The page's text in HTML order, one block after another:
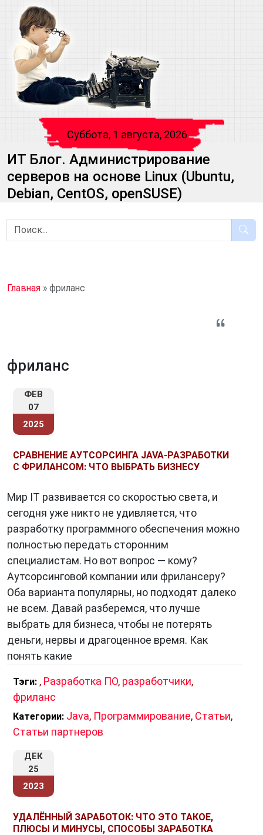
Суббота, 1 августа, 2026
ИТ Блог. Администрирование
серверов на основе Linux (Ubuntu,
Debian, CentOS, openSUSE)
Главная » фриланс
фриланс
ФЕВ
07
2025
СРАВНЕНИЕ АУТСОРСИНГА JAVA-РАЗРАБОТКИ
С ФРИЛАНСОМ: ЧТО ВЫБРАТЬ БИЗНЕСУ
Мир IT развивается со скоростью света, и
сегодня уже никто не удивляется, что
разработку программного обеспечения можно
полностью передать сторонним
специалистам. Но вот вопрос — кому?
Аутсорсинговой компании или фрилансеру?
Оба варианта популярны, но подходят далеко
не всем. Давай разберемся, что лучше
выбрать для бизнеса, чтобы не потерять
деньги, нервы и драгоценное время. Как
понять какие
Тэги: , Разработка ПО, разработчики,
фриланс
Категории: Java, Программирование, Статьи,
Статьи партнеров
ДЕК
25
2023
УДАЛЁННЫЙ ЗАРАБОТОК: ЧТО ЭТО ТАКОЕ,
ПЛЮСЫ И МИНУСЫ, СПОСОБЫ ЗАРАБОТКА